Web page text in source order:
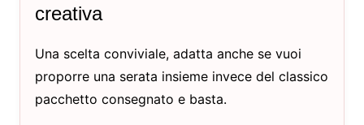
creativa
Una scelta conviviale, adatta anche se vuoi
proporre una serata insieme invece del classico
pacchetto consegnato e basta.